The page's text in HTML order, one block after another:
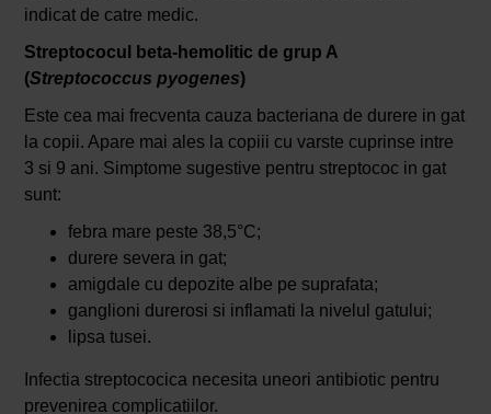
indicat de catre medic.
Streptococul beta-hemolitic de grup A
(Streptococcus pyogenes)
Este cea mai frecventa cauza bacteriana de durere in gat
la copii. Apare mai ales la copiii cu varste cuprinse intre
3 si 9 ani. Simptome sugestive pentru streptococ in gat
sunt:
febra mare peste 38,5°C;
durere severa in gat;
amigdale cu depozite albe pe suprafata;
ganglioni durerosi si inflamati la nivelul gatului;
lipsa tusei.
Infectia streptococica necesita uneori antibiotic pentru
prevenirea complicatiilor.